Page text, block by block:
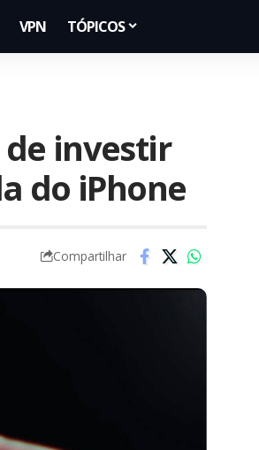
VPN TÓPICOS
investir
do iPhone
Compartilhar